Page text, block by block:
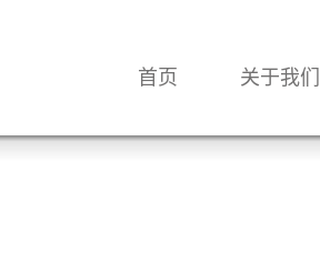
首页 关于我们